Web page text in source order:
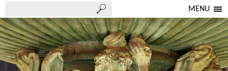
MENU